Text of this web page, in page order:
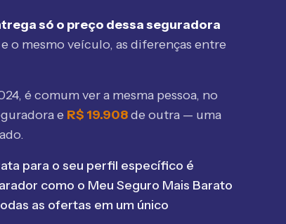
só o preço dessa seguradora
o mesmo veículo, as diferenças entre
, é comum ver a mesma pessoa, no
e R$ 19.908de outra — uma
para o seu perfil específico é
como o Meu Seguro Mais Barato
as ofertas em um único